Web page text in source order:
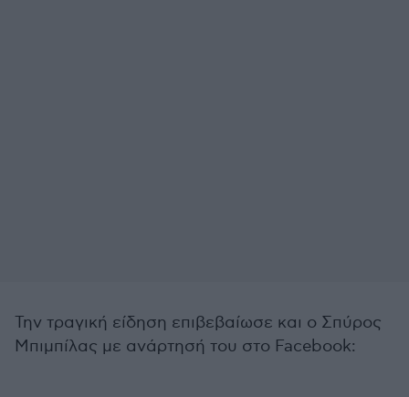
Την τραγική είδηση επιβεβαίωσε και ο Σπύρος
Μπιμπίλας με ανάρτησή του στο Facebook: